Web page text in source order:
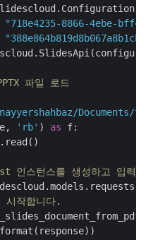
"718e4235-8866-4ebe-
파일 로드
Documents/
'rb' ) as f:
인스턴스를 생성하고 입
시작합니다.